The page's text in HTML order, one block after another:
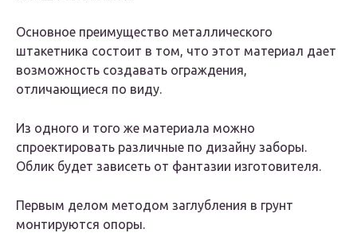
Основное преимущество металлического
штакетника состоит в том, что этот материал дает
возможность создавать ограждения,
отличающиеся по виду.
Из одного и того же материала можно
спроектировать различные по дизайну заборы.
Облик будет зависеть от фантазии изготовителя.
Первым делом методом заглубления в грунт
монтируются опоры.